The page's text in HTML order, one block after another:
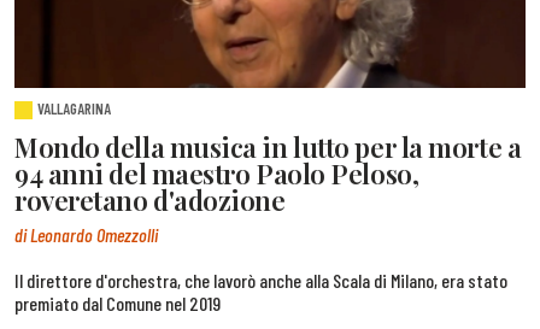
VALLAGARINA
Mondo della musica in lutto per la morte a
94 anni del maestro Paolo Peloso,
roveretano d'adozione
di Leonardo Omezzolli
Il direttore d'orchestra, che lavorò anche alla Scala di Milano, era stato
premiato dal Comune nel 2019